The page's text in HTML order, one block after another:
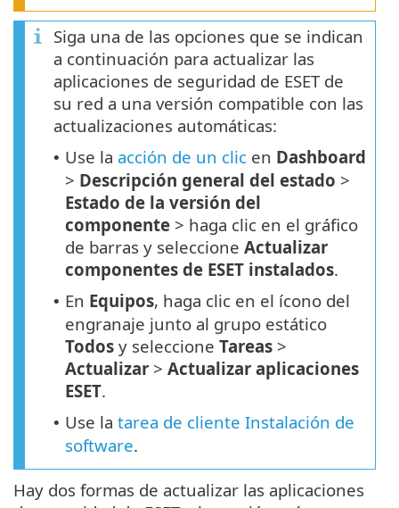
Siga una de las opciones que se indican
a continuación para actualizar las
aplicaciones de seguridad de ESET de
su red a una versión compatible con las
actualizaciones automáticas:
• Use la acción de un clic en Dashboard
> Descripción general del estado >
Estado de la versión del
componente > haga clic en el gráfico
de barras y seleccione Actualizar
componentes de ESET instalados.
• En Equipos, haga clic en el ícono del
engranaje junto al grupo estático
Todos y seleccione Tareas >
Actualizar > Actualizar aplicaciones
ESET.
• Use la tarea de cliente Instalación de
software.
Hay dos formas de actualizar las aplicaciones